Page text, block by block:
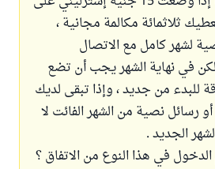
ثلاثمائة مكالمة مجانية ،
لشهر كامل مع الاتصال
لكن في نهاية الشهر يجب أن تضع
للبدء من جديد ، وإذا تبقى لديك
رسائل نصية من الشهر الفائت لا
الجديد .
في هذا النوع من الاتفاق ؟